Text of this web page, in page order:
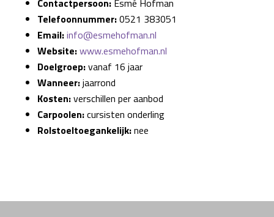
Contactpersoon:Esmé Hofman
Telefoonnummer:0521 383051
Email:info@esmehofman.nl
Website:www.esmehofman.nl
Doelgroep:vanaf 16 jaar
Wanneer:jaarrond
Kosten:verschillen per aanbod
Carpoolen:cursisten onderling
Rolstoeltoegankelijk:nee